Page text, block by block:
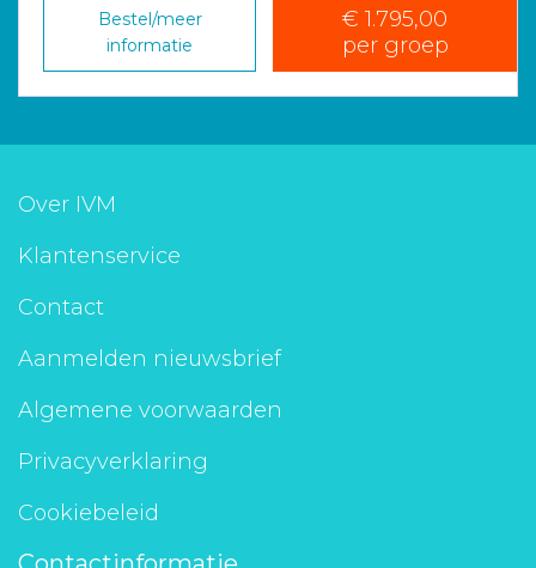
Bestel/meer
informatie
€ 1.795,00
per groep
Over IVM
Klantenservice
Contact
Aanmelden nieuwsbrief
Algemene voorwaarden
Privacyverklaring
Cookiebeleid